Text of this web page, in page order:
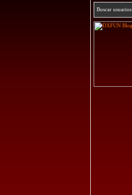
Buscar usuarios